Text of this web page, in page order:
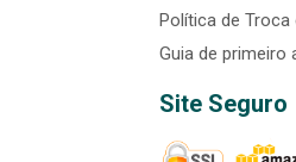
Política de Troca
Guia de primeiro
Site Seguro